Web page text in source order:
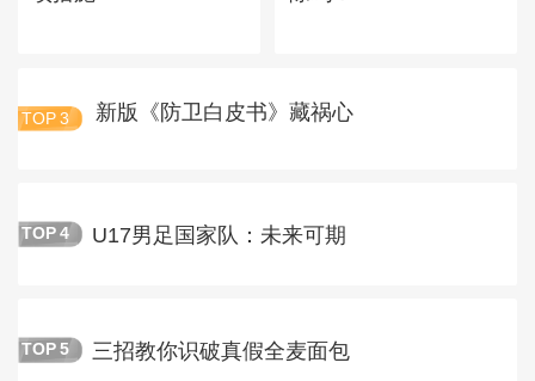
TOP 3 新版《防卫白皮书》藏祸心
TOP 4 U17男足国家队：未来可期
TOP 5 三招教你识破真假全麦面包